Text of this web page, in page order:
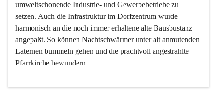
umweltschonende Industrie- und Gewerbebetriebe zu
setzen. Auch die Infrastruktur im Dorfzentrum wurde
harmonisch an die noch immer erhaltene alte Bausbustanz
angepaßt. So können Nachtschwärmer unter alt anmutenden
Laternen bummeln gehen und die prachtvoll angestrahlte
Pfarrkirche bewundern.
Der Weinbau dominert heute nicht mehr, ist aber integrativer